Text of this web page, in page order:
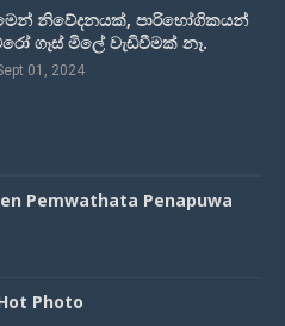
නිවේදනයක්, පාරිභෝගිකයන්
ගෑස් මිලේ වැඩිවීමක් නෑ.
01, 2024
Pemwathata Penapuwa
Photo